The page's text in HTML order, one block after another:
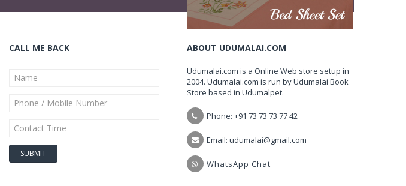
CALL ME BACK ABOUT UDUMALAI.COM
Udumalai.com is a Online Web store setup in
2004. Udumalai.com is run by Udumalai Book
Store based in Udumalpet.
Phone: +91 73 73 73 77 42
Email: udumalai@gmail.com
WhatsApp Chat